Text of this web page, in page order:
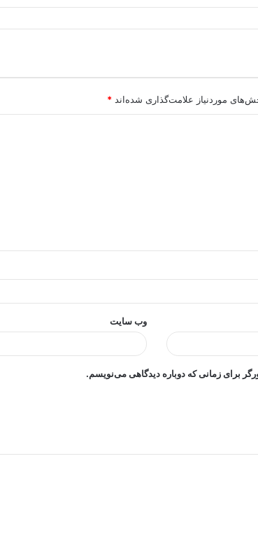
موردنیاز علامت‌گذاری شده‌اند *
وب‌ سایت
برای زمانی که دوباره دیدگاهی می‌نویسم.